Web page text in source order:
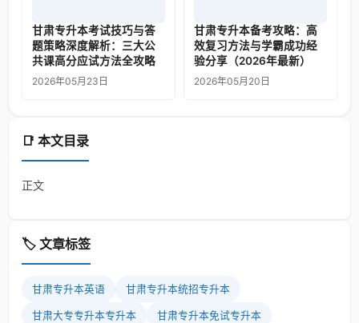
📑 本文目录
正文
🏷️ 文章标签
甘肃专升本英语 甘肃专升本统招专升本
甘肃大专专升本专升本 甘肃专升本免试专升本
甘肃专升本考试技巧与答
题策略深度解析：三大公
共课高分应试方法全攻略
2026年05月23日
甘肃专升本备考攻略：高
效复习方法与学霸成功经
验分享（2026年最新）
2026年05月20日